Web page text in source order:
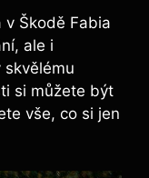
v Škodě Fabia
ale i
si můžete být
vše, co si jen